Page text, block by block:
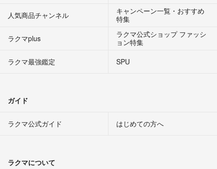
人気商品チャンネル
キャンペーン一覧・おすすめ
特集
ラクマplus
ラクマ公式ショップ ファッシ
ョン特集
ラクマ最強鑑定
SPU
ガイド
ラクマ公式ガイド はじめての方へ
ラクマについて